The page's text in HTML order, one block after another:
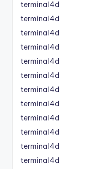
terminal4d
terminal4d
terminal4d
terminal4d
terminal4d
terminal4d
terminal4d
terminal4d
terminal4d
terminal4d
terminal4d
terminal4d